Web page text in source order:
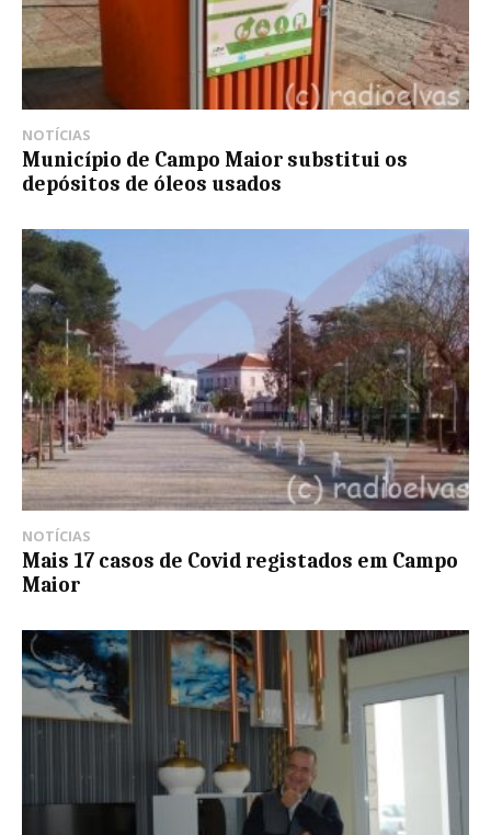
NOTÍCIAS
Município de Campo Maior substitui os
depósitos de óleos usados
NOTÍCIAS
Mais 17 casos de Covid registados em Campo
Maior